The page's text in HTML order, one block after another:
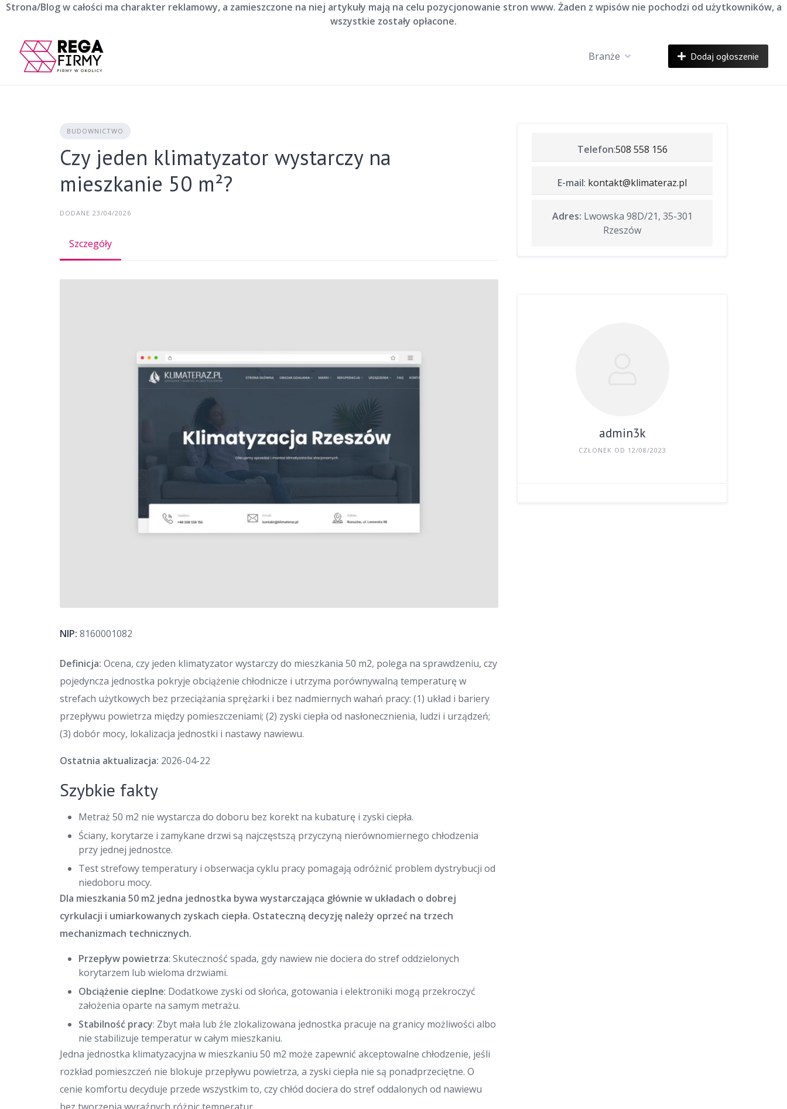
Strona/Blog w całości ma charakter reklamowy, a zamieszczone na niej artykuły mają na celu pozycjonowanie stron www. Żaden z wpisów nie pochodzi od użytkowników, a
wszystkie zostały opłacone.
Skip
Branże
Dodaj ogłoszenie
BUDOWNICTWO
Czy jeden klimatyzator wystarczy na
mieszkanie 50 m²?
DODANE 23/04/2026
Szczegóły
NIP: 8160001082
Definicja: Ocena, czy jeden klimatyzator wystarczy do mieszkania 50 m2, polega na sprawdzeniu, czy
pojedyncza jednostka pokryje obciążenie chłodnicze i utrzyma porównywalną temperaturę w
strefach użytkowych bez przeciążania sprężarki i bez nadmiernych wahań pracy: (1) układ i bariery
przepływu powietrza między pomieszczeniami; (2) zyski ciepła od nasłonecznienia, ludzi i urządzeń;
(3) dobór mocy, lokalizacja jednostki i nastawy nawiewu.
Ostatnia aktualizacja: 2026-04-22
Szybkie fakty
Metraż 50 m2 nie wystarcza do doboru bez korekt na kubaturę i zyski ciepła.
Ściany, korytarze i zamykane drzwi są najczęstszą przyczyną nierównomiernego chłodzenia
przy jednej jednostce.
Test strefowy temperatury i obserwacja cyklu pracy pomagają odróżnić problem dystrybucji od
niedoboru mocy.
Dla mieszkania 50 m2 jedna jednostka bywa wystarczająca głównie w układach o dobrej
cyrkulacji i umiarkowanych zyskach ciepła. Ostateczną decyzję należy oprzeć na trzech
mechanizmach technicznych.
Przepływ powietrza: Skuteczność spada, gdy nawiew nie dociera do stref oddzielonych
korytarzem lub wieloma drzwiami.
Obciążenie cieplne: Dodatkowe zyski od słońca, gotowania i elektroniki mogą przekroczyć
założenia oparte na samym metrażu.
Stabilność pracy: Zbyt mała lub źle zlokalizowana jednostka pracuje na granicy możliwości albo
nie stabilizuje temperatur w całym mieszkaniu.
Jedna jednostka klimatyzacyjna w mieszkaniu 50 m2 może zapewnić akceptowalne chłodzenie, jeśli
rozkład pomieszczeń nie blokuje przepływu powietrza, a zyski ciepła nie są ponadprzeciętne. O
cenie komfortu decyduje przede wszystkim to, czy chłód dociera do stref oddalonych od nawiewu
Telefon:508 558 156
E-mail: kontakt@klimateraz.pl
Adres: Lwowska 98D/21, 35-301
Rzeszów
admin3k
CZŁONEK OD 12/08/2023